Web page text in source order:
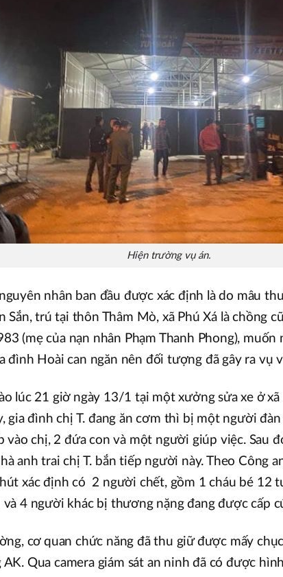
Hiện trường vụ án.
nhân ban đầu được xác định là do mâu
Sắn, trú tại thôn Thâm Mò, xã Phú Xá là chồng
(mẹ của nạn nhân Phạm Thanh Phong), muốn
đình Hoài can ngăn nên đối tượng đã gây ra vụ
lúc 21 giờ ngày 13/1 tại một xưởng sửa xe ở xã
gia đình chị T. đang ăn cơm thì bị một người
vào chị, 2 đứa con và một người giúp việc. Sau
anh trai chị T. bắn tiếp người này. Theo Công
xác định có 2 người chết, gồm 1 cháu bé 12
4 người khác bị thương nặng đang được cấp
cơ quan chức năng đã thu giữ được mấy
AK. Qua camera giám sát an ninh đã có được